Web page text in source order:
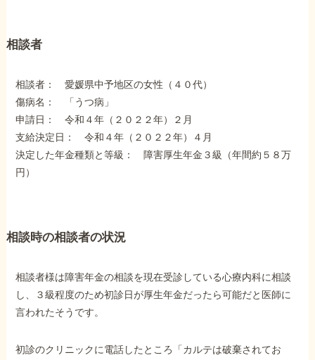
Q&A・相談事例
障害年金コラム
お客様からの感謝のお手紙
サイトマップ
相談者
相談者： 愛媛県中予地区の女性（４０代）
傷病名： 「うつ病」
申請日： 令和４年（２０２２年）２月
支給決定日： 令和４年（２０２２年）４月
決定した年金種類と等級： 障害厚生年金３級（年間約５８万
円）
相談時の相談者の状況
相談者様は障害年金の相談を現在受診している心療内科に相談
し、３級程度のため初診日が厚生年金だったら可能だと医師に
言われたそうです。
初診のクリニックに電話したところ「カルテは破棄されてお